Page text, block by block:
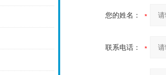
您的姓名：
联系电话：